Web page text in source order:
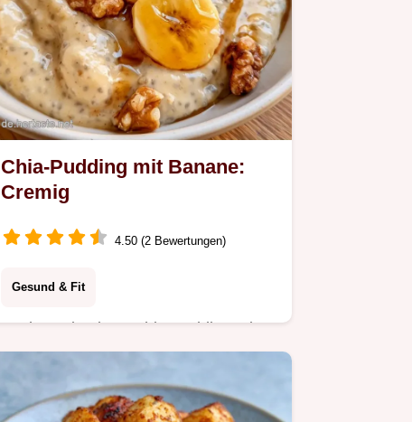
Chia-Pudding mit Banane:
Cremig
4.50 (2 Bewertungen)
Gesund & Fit
Suchen Sie einen Chia-Pudding mit
Banane? Dieses Rezept ist sättigend
und bietet eine praktische Tabelle mit
Zutaten sowie den besten